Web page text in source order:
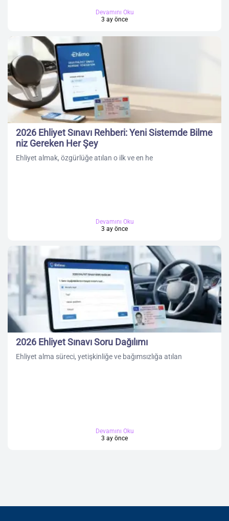
Devamını Oku
3 ay önce
2026 Ehliyet Sınavı Rehberi: Yeni Sistemde Bilme
niz Gereken Her Şey
Ehliyet almak, özgürlüğe atılan o ilk ve en he
Devamını Oku
3 ay önce
2026 Ehliyet Sınavı Soru Dağılımı
Ehliyet alma süreci, yetişkinliğe ve bağımsızlığa atılan
Devamını Oku
3 ay önce